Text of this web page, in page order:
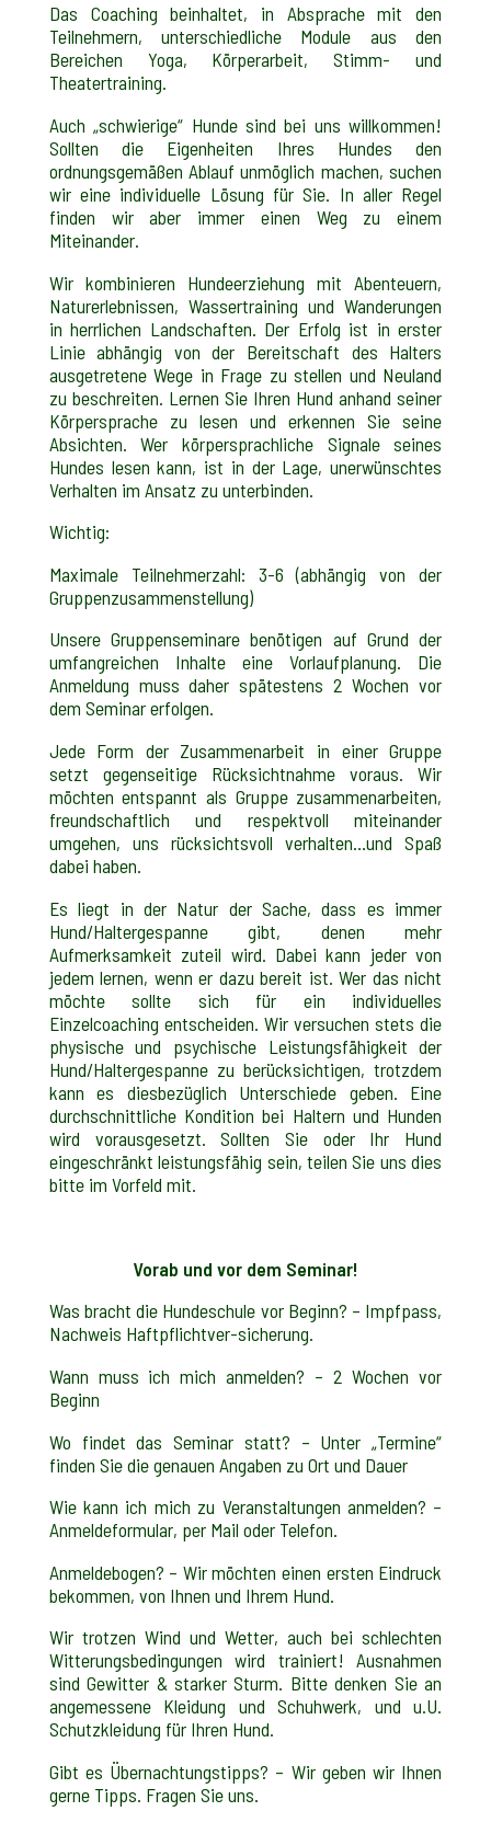
Das Coaching beinhaltet, in Absprache mit den
Teilnehmern, unterschiedliche Module aus den
Bereichen Yoga, Körperarbeit, Stimm- und
Theatertraining.
Auch „schwierige“ Hunde sind bei uns willkommen!
Sollten die Eigenheiten Ihres Hundes den
ordnungsgemäßen Ablauf unmöglich machen, suchen
wir eine individuelle Lösung für Sie. In aller Regel
finden wir aber immer einen Weg zu einem
Miteinander.
Wir kombinieren Hundeerziehung mit Abenteuern,
Naturerlebnissen, Wassertraining und Wanderungen
in herrlichen Landschaften. Der Erfolg ist in erster
Linie abhängig von der Bereitschaft des Halters
ausgetretene Wege in Frage zu stellen und Neuland
zu beschreiten. Lernen Sie Ihren Hund anhand seiner
Körpersprache zu lesen und erkennen Sie seine
Absichten. Wer körpersprachliche Signale seines
Hundes lesen kann, ist in der Lage, unerwünschtes
Verhalten im Ansatz zu unterbinden.
Wichtig:
Maximale Teilnehmerzahl: 3-6 (abhängig von der
Gruppenzusammenstellung)
Unsere Gruppenseminare benötigen auf Grund der
umfangreichen Inhalte eine Vorlaufplanung. Die
Anmeldung muss daher spätestens 2 Wochen vor
dem Seminar erfolgen.
Jede Form der Zusammenarbeit in einer Gruppe
setzt gegenseitige Rücksichtnahme voraus. Wir
möchten entspannt als Gruppe zusammenarbeiten,
freundschaftlich und respektvoll miteinander
umgehen, uns rücksichtsvoll verhalten…und Spaß
dabei haben.
Es liegt in der Natur der Sache, dass es immer
Hund/Haltergespanne gibt, denen mehr
Aufmerksamkeit zuteil wird. Dabei kann jeder von
jedem lernen, wenn er dazu bereit ist. Wer das nicht
möchte sollte sich für ein individuelles
Einzelcoaching entscheiden. Wir versuchen stets die
physische und psychische Leistungsfähigkeit der
Hund/Haltergespanne zu berücksichtigen, trotzdem
kann es diesbezüglich Unterschiede geben. Eine
durchschnittliche Kondition bei Haltern und Hunden
wird vorausgesetzt. Sollten Sie oder Ihr Hund
eingeschränkt leistungsfähig sein, teilen Sie uns dies
bitte im Vorfeld mit.
Vorab und vor dem Seminar!
Was bracht die Hundeschule vor Beginn? – Impfpass,
Nachweis Haftpflichtver-sicherung.
Wann muss ich mich anmelden? – 2 Wochen vor
Beginn
Wo findet das Seminar statt? – Unter „Termine“
finden Sie die genauen Angaben zu Ort und Dauer
Wie kann ich mich zu Veranstaltungen anmelden? –
Anmeldeformular, per Mail oder Telefon.
Anmeldebogen? – Wir möchten einen ersten Eindruck
bekommen, von Ihnen und Ihrem Hund.
Wir trotzen Wind und Wetter, auch bei schlechten
Witterungsbedingungen wird trainiert! Ausnahmen
sind Gewitter & starker Sturm. Bitte denken Sie an
angemessene Kleidung und Schuhwerk, und u.U.
Schutzkleidung für Ihren Hund.
Gibt es Übernachtungstipps? – Wir geben wir Ihnen
gerne Tipps. Fragen Sie uns.